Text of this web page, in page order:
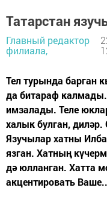
Татарстан
Главный редактор
филиала,
Тел турында барган
да битараф калмады.
имзалады. Теле
халык булган, диләр.
Язучылар хатны
язган. Хатның
дә юлланган. Хатта
акцентировать